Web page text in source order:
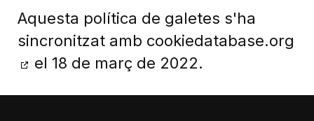
Aquesta política de galetes s'ha
sincronitzat amb cookiedatabase.org
el 18 de març de 2022.